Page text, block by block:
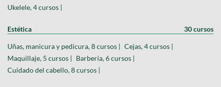
Ukelele, 4 cursos |
Estética 30 cursos
Uñas, manicura y pedicura, 8 cursos | Cejas, 4 cursos |
Maquillaje, 5 cursos | Barbería, 6 cursos |
Cuidado del cabello, 8 cursos |